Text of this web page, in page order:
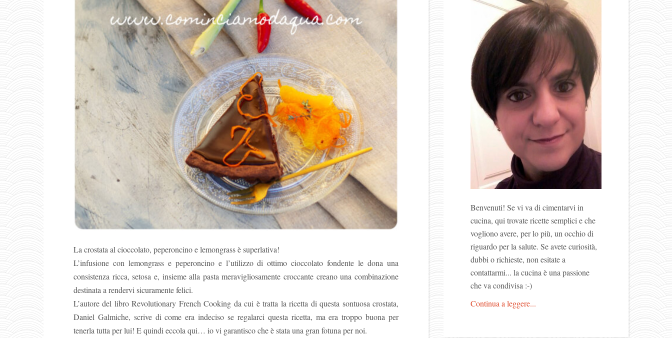
La crostata al cioccolato, peperoncino e lemongrass è superlativa!
L’infusione con lemongrass e peperoncino e l’utilizzo di ottimo cioccolato fondente le dona una
consistenza ricca, setosa e, insieme alla pasta meravigliosamente croccante creano una combinazione
destinata a rendervi sicuramente felici.
L’autore del libro Revolutionary French Cooking da cui è tratta la ricetta di questa sontuosa crostata,
Daniel Galmiche, scrive di come era indeciso se regalarci questa ricetta, ma era troppo buona per
tenerla tutta per lui! E quindi eccola qui… io vi garantisco che è stata una gran fotuna per noi.
Benvenuti! Se vi va di cimentarvi in
cucina, qui trovate ricette semplici e che
vogliono avere, per lo più, un occhio di
riguardo per la salute. Se avete curiosità,
dubbi o richieste, non esitate a
contattarmi... la cucina è una passione
che va condivisa :-)
Continua a leggere...